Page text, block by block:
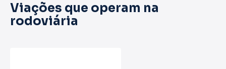
Viações que operam na
rodoviária